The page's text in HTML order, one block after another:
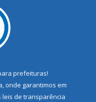
prefeituras!
onde garantimos em
leis de transparência